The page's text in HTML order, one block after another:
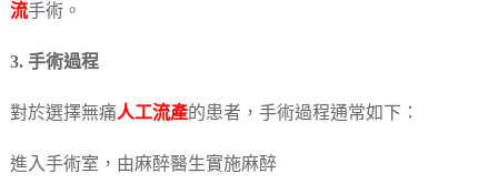
流手術。
3. 手術過程
對於選擇無痛人工流產的患者，手術過程通常如下：
進入手術室，由麻醉醫生實施麻醉